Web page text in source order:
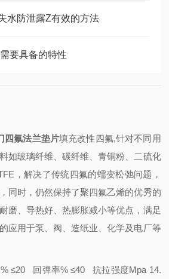
水防泄露Z有效的方法
要具备的特性
四氟法兰垫片填充改性四氟,针对不同用
如玻璃纤维、碳纤维、青铜粉、二硫化
，解决了传统四氟的蠕变松弛问题，
同时，仍然保持了聚四氟乙烯的优秀的
磨、导热好、热膨胀减小等优点，满足
应用于泵、阀、造纸业、化学及电厂等
≤20 回弹率% ≤40 抗拉强度Mpa 14.